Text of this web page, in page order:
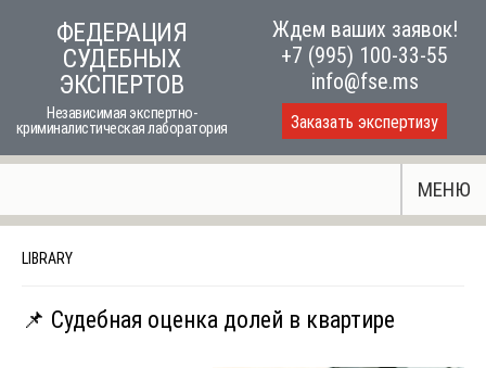
ФЕДЕРАЦИЯ
СУДЕБНЫХ
ЭКСПЕРТОВ
Независимая экспертно-
криминалистическая лаборатория
Ждем ваших заявок!
+7 (995) 100-33-55
info@fse.ms
Заказать экспертизу
МЕНЮ
LIBRARY
📌 Судебная оценка долей в квартире